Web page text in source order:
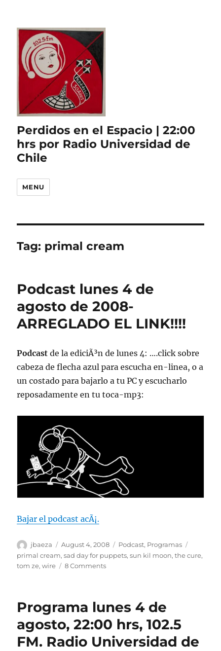
Perdidos en el Espacio | 22:00
hrs por Radio Universidad de
Chile
MENU
Tag: primal cream
Podcast lunes 4 de
agosto de 2008-
ARREGLADO EL LINK!!!!
Podcastde la ediciÃ³n de lunes 4: ….click sobre
cabeza de flecha azul para escucha en-linea, o a
un costado para bajarlo a tu PC y escucharlo
reposadamente en tu toca-mp3:
Bajar el podcast acÃ¡.
Author
jbaeza
Posted
on
August 4, 2008 Categories
Podcast, Programas
primal cream,sad day for puppets,sun kil moon,the cure,
tom ze,wire 8 Commentson
de
de
2008-
ARREGLADO
Programa lunes 4 de
agosto, 22:00 hrs, 102.5
FM. Radio Universidad de